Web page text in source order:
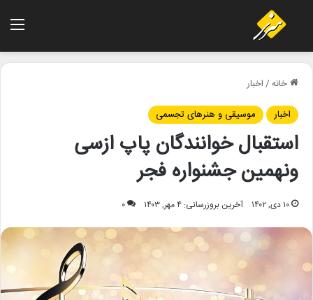
خانه/اخبار
اخبار
موسیقی و هنرهای تجسمی
استقبال خوانندگان پاپ ازسی
ونهمین جشنواره فجر
۱۰ دی, ۱۴۰۲ آخرین بروزرسانی: ۴ مهر, ۱۴۰۳ ۰